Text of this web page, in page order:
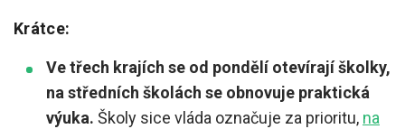
Krátce:
Ve třech krajích se od pondělí otevírají školky,
na středních školách se obnovuje praktická
výuka. Školy sice vláda označuje za prioritu, na